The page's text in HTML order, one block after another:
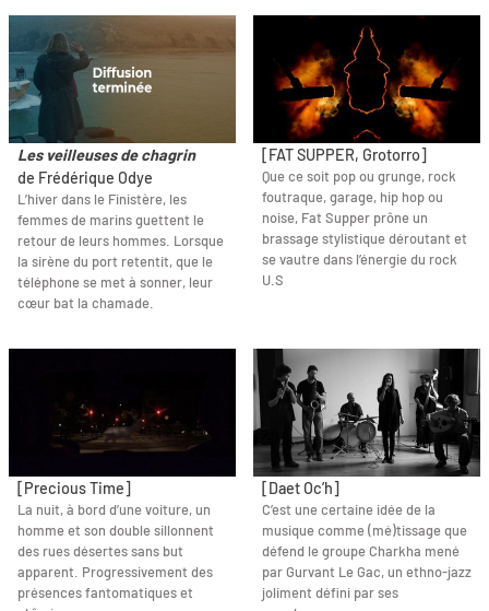
Les veilleuses de chagrin
de Frédérique Odye
L’hiver dans le Finistère, les
femmes de marins guettent le
retour de leurs hommes. Lorsque
la sirène du port retentit, que le
téléphone se met à sonner, leur
cœur bat la chamade.
[FAT SUPPER, Grotorro]
Que ce soit pop ou grunge, rock
foutraque, garage, hip hop ou
noise, Fat Supper prône un
brassage stylistique déroutant et
se vautre dans l’énergie du rock
U.S
[Precious Time]
La nuit, à bord d’une voiture, un
homme et son double sillonnent
des rues désertes sans but
apparent. Progressivement des
présences fantomatiques et
[Daet Oc’h]
C’est une certaine idée de la
musique comme (mé)tissage que
défend le groupe Charkha mené
par Gurvant Le Gac, un ethno-jazz
joliment défini par ses